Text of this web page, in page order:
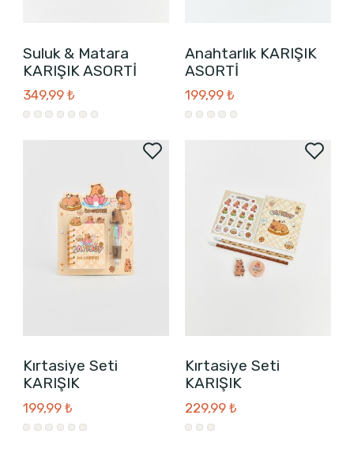
Suluk & Matara
KARIŞIK ASORTİ
349,99 ₺
Anahtarlık KARIŞIK
ASORTİ
199,99 ₺
Kırtasiye Seti
KARIŞIK
199,99 ₺
Kırtasiye Seti
KARIŞIK
229,99 ₺